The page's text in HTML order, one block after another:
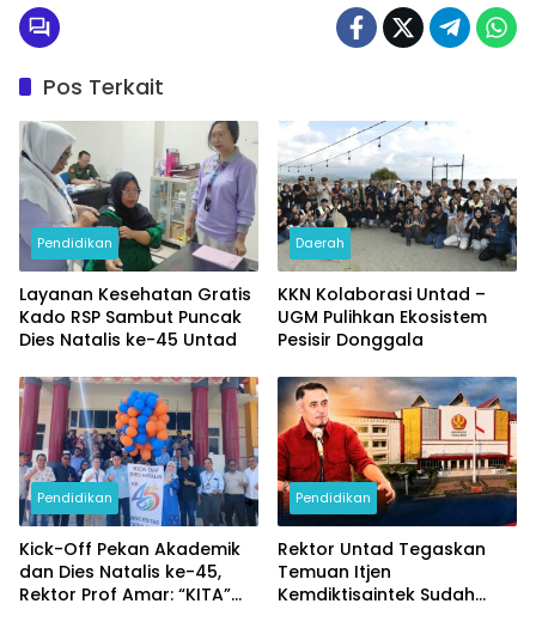
Pos Terkait
Pendidikan
Layanan Kesehatan Gratis
Kado RSP Sambut Puncak
Dies Natalis ke-45 Untad
Daerah
KKN Kolaborasi Untad –
UGM Pulihkan Ekosistem
Pesisir Donggala
Pendidikan
Kick-Off Pekan Akademik
dan Dies Natalis ke-45,
Rektor Prof Amar: “KITA”
Pendidikan
Rektor Untad Tegaskan
Temuan Itjen
Kemdiktisaintek Sudah